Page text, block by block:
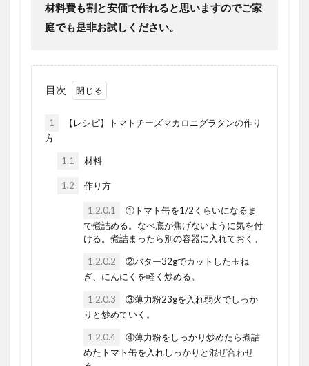
材料費も割と安価で作れると思いますのでご家
庭でも是非お試しください。
目次
1
【レシピ】トマトチーズマカロニグラタンの作り
方
1.1 材料
1.2 作り方
1.2.0.1
①トマト缶を1/2くらいになるま
で煮詰める。なべ底が焦げないように気を付
ける。煮詰まったら別の容器に入れておく。
1.2.0.2
②バター32gでカットした玉ね
ぎ、にんにくを軽く炒める。
1.2.0.3
③薄力粉23gを入れ弱火でしっか
りと炒めていく。
1.2.0.4
④薄力粉をしっかり炒めたら煮詰
めたトマト缶を入れしっかりと混ぜ合わせ